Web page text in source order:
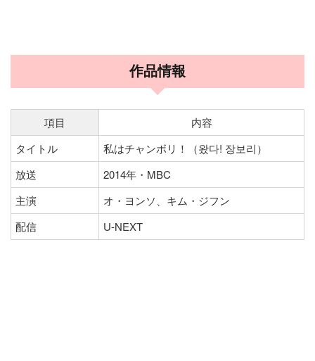
作品情報
項目
内容
タイトル
私はチャンボリ！（왔다! 장보리）
放送
2014年・MBC
主演
オ・ヨンソ、キム・ジフン
配信
U-NEXT